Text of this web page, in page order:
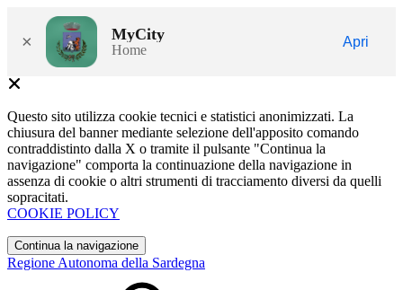
× MyCity
Home
Apri
Questo sito utilizza cookie tecnici e statistici anonimizzati. La
chiusura del banner mediante selezione dell'apposito comando
contraddistinto dalla X o tramite il pulsante "Continua la
navigazione" comporta la continuazione della navigazione in
assenza di cookie o altri strumenti di tracciamento diversi da quelli
sopracitati.
COOKIE POLICY
Continua la navigazione
Regione Autonoma della Sardegna